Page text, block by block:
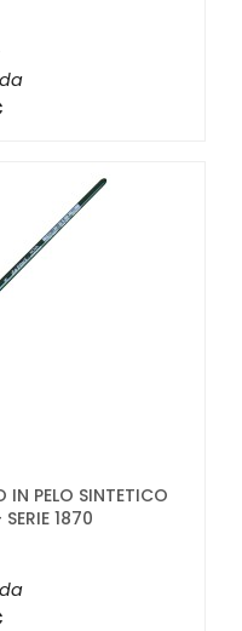
IN PELO SINTETICO
1870